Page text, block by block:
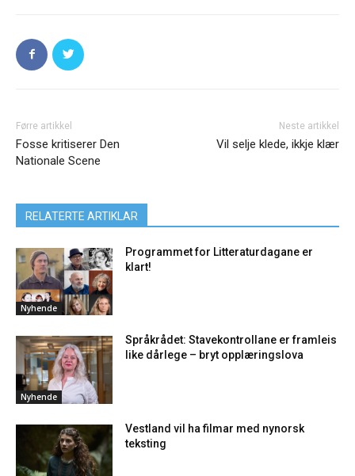
Førre artikkel
Fosse kritiserer Den
Nationale Scene
Neste artikkel
Vil selje klede, ikkje klær
RELATERTE ARTIKLAR
Nyhende
Programmet for Litteraturdagane er
klart!
Nyhende
Språkrådet: Stavekontrollane er framleis
like dårlege – bryt opplæringslova
Vestland vil ha filmar med nynorsk
teksting